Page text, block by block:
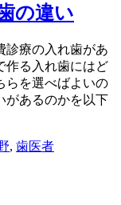
の違い
診療の入れ歯があ
作る入れ歯にはど
らを選べばよいの
があるのかを以下
, 歯医者